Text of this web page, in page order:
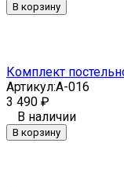
В корзину
Комплект
Артикул:A-016
3 490 ₽
В наличии
В корзину